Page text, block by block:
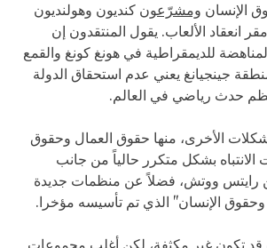
الإنسان ومشرّعون كنديون وهولنديون
انعقاد الألعاب. يقول المنتقدون إن
للديمقراطية في هونغ كونغ والقمع
جينجيانغ يعني عدم استحقاق الدولة
حدث رياضي في العالم.
الأخرى، منها حقوق العمال وحقوق
الانتباه بشكل متكرر حالياً من جانب
رايتس ووتش، فضلاً عن منظمات جديدة
الإنسان" الذي تم تأسيسه مؤخرا.